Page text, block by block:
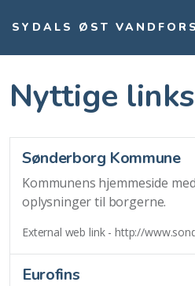
SYDALS ØST
Nyttige links
Sønderborg Kommune
Kommunens hjemmeside
oplysninger til borgerne.
External web link - http://
Eurofins